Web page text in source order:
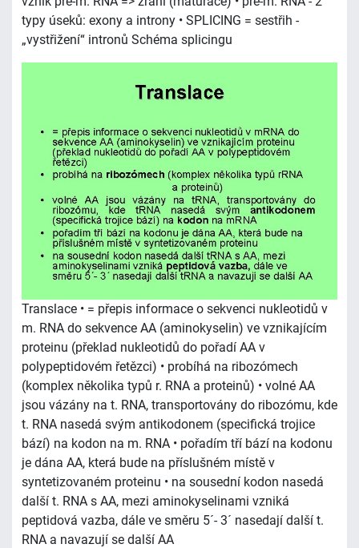
typy úseků: exony a introny • SPLICING = sestřih -
„vystřižení“ intronů Schéma splicingu
Translace • = přepis informace o sekvenci nukleotidů v
m. RNA do sekvence AA (aminokyselin) ve vznikajícím
proteinu (překlad nukleotidů do pořadí AA v
polypeptidovém řetězci) • probíhá na ribozómech
(komplex několika typů r. RNA a proteinů) • volné AA
jsou vázány na t. RNA, transportovány do ribozómu, kde
t. RNA nasedá svým antikodonem (specifická trojice
bází) na kodon na m. RNA • pořadím tří bází na kodonu
je dána AA, která bude na příslušném místě v
syntetizovaném proteinu • na sousední kodon nasedá
další t. RNA s AA, mezi aminokyselinami vzniká
peptidová vazba, dále ve směru 5´- 3´ nasedají další t.
RNA a navazují se další AA